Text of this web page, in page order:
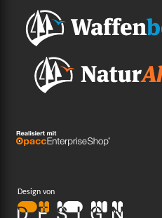
Design von